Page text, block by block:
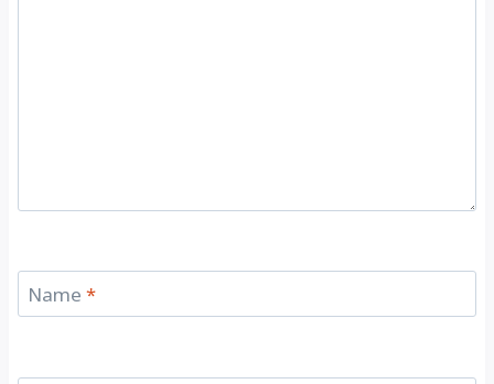
Name *